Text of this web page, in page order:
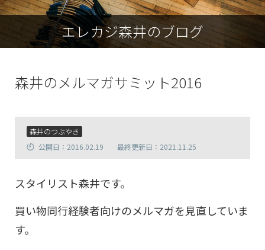
エレカジ森井のブログ
森井のメルマガサミット2016
森井のつぶやき
公開日：2016.02.19
最終更新日：2021.11.25
スタイリスト森井です。
買い物同行経験者向けのメルマガを見直していま
す。